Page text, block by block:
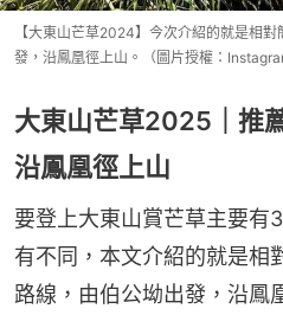
【大東山芒草2024】今次介紹的就是相
發，沿鳳凰徑上山。（圖片授權：
大東山芒草2025｜推
沿鳳凰徑上山
要登上大東山賞芒草主要有
有不同，本文介紹的就是相
路線，由伯公坳出發，沿鳳